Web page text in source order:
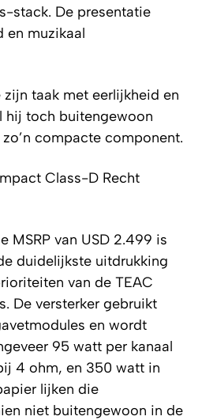
stack. De presentatie
en muzikaal
taak met eerlijkheid en
hij toch buitengewoon
compacte component.
Class-D Recht
MSRP van USD 2.499 is
duidelijkste uitdrukking
van de TEAC
De versterker gebruikt
en wordt
95 watt per kanaal
4 ohm, en 350 watt in
lijken die
niet buitengewoon in de